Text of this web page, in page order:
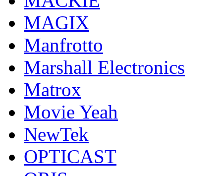
MAGIX
Manfrotto
Marshall Electronics
Matrox
Movie Yeah
NewTek
OPTICAST